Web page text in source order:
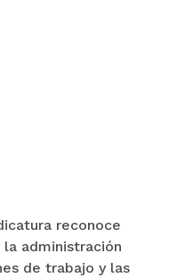
reconoce
administración
de trabajo y las